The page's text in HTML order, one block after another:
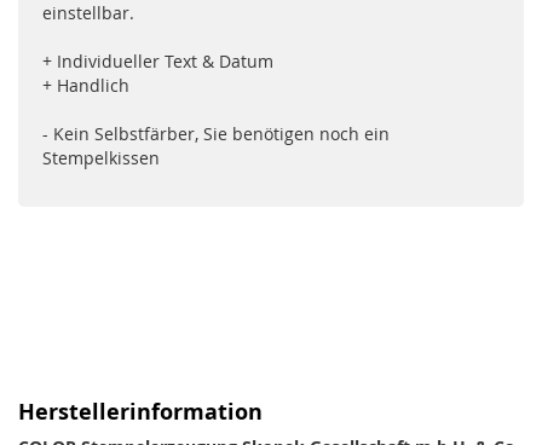
einstellbar.
+ Individueller Text & Datum
+ Handlich
- Kein Selbstfärber, Sie benötigen noch ein
Stempelkissen
Herstellerinformation